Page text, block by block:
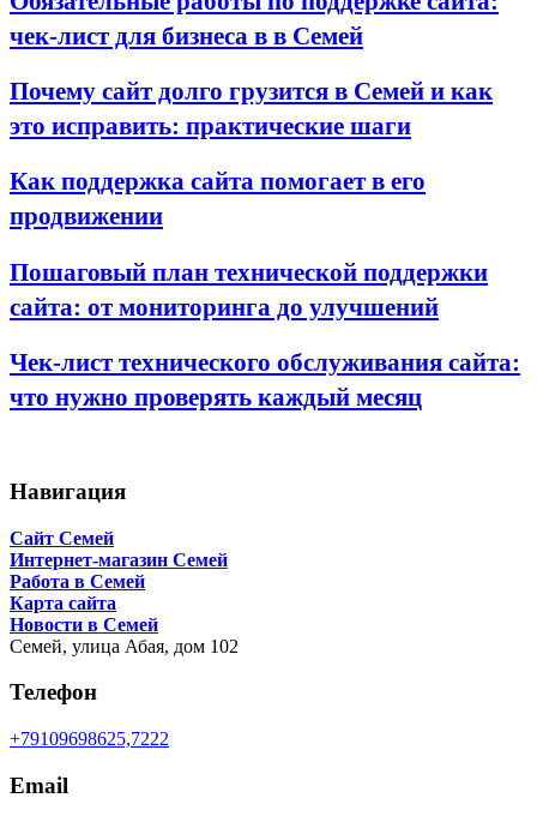
чек-лист для бизнеса в в Семей
Почему сайт долго грузится в Семей и как
это исправить: практические шаги
Как поддержка сайта помогает в его
продвижении
Пошаговый план технической поддержки
сайта: от мониторинга до улучшений
Чек-лист технического обслуживания сайта:
что нужно проверять каждый месяц
Навигация
Сайт Семей
Интернет-магазин Семей
Работа в Семей
Карта сайта
Новости в Семей
Семей, улица Абая, дом 102
Телефон
+79109698625,7222
Email